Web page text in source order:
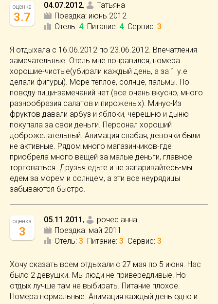
оценка
3.7
04.07.2012,
Татьяна
Поездка: июнь 2012
Отель: 4 Питание: 4 Сервис: 3
Я отдыхала с 16.06.2012 по 23.06.2012. Впечатления
замечательные. Отель мне понравился, номера
хорошие-чистые(убирали каждый день, а за 1 у.е
делали фигуры). Море теплое, солнце, пальмы. По
поводу пищи-замечаний нет (все очень вкусно, много
разнообразия салатов и пироженых). Минус-Из
фруктов давали арбуз и яблоки, черешню и дыню
покупала за свои деньги. Персонал хороший
доброжелательный. Анимация слабая, девочки были
не активные. Рядом много магазинчиков-где
приобрела много вещей за малые деньги, главное
торговаться. Друзья едьте и не запаривайтесь-мы
едем за морем и солнцем, а эти все неурядицы
забываются быстро.
оценка
3
05.11.2011 ,
рочес анна
Поездка: май 2011
Отель: 3 Питание: 3 Сервис: 3
Хочу сказать всем отдыхали с 27 мая по 5 июня. Нас
было 2 девушки. Мы люди не привередливые. Но
отдых лучше там не выбирать. Питание плохое.
Номера нормальные. Анимация каждый день одно и